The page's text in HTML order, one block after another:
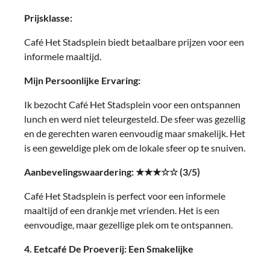
Prijsklasse:
Café Het Stadsplein biedt betaalbare prijzen voor een
informele maaltijd.
Mijn Persoonlijke Ervaring:
Ik bezocht Café Het Stadsplein voor een ontspannen
lunch en werd niet teleurgesteld. De sfeer was gezellig
en de gerechten waren eenvoudig maar smakelijk. Het
is een geweldige plek om de lokale sfeer op te snuiven.
Aanbevelingswaardering: ★★★☆☆ (3/5)
Café Het Stadsplein is perfect voor een informele
maaltijd of een drankje met vrienden. Het is een
eenvoudige, maar gezellige plek om te ontspannen.
4. Eetcafé De Proeverij: Een Smakelijke